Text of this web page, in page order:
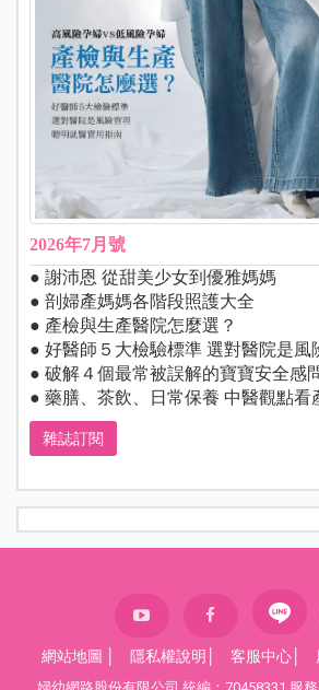
2026年7月號
● 謝沛恩 從甜美少女到優雅媽媽
● 剖婦產媽媽各階段照護大全
● 產檢與生產醫院怎麼選？
● 好醫師５大檢驗標準 選對醫院是風
● 破解４個最常被誤解的寶寶安全感
● 藥膳、茶飲、日常保養 中醫觀點看
雜誌訂閱
網站地圖 隱私權說明 客服中心